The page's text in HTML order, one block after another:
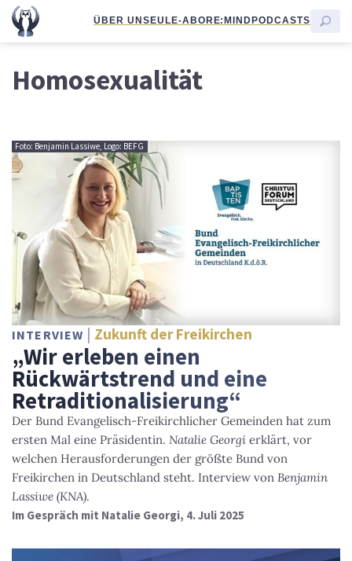
ÜBER UNSEULE-ABORE:MINDPODCASTS
Homosexualität
Foto: Benjamin Lassiwe, Logo: BEFG
INTERVIEW Zukunft der Freikirchen
„Wir erleben einen
Rückwärtstrend und eine
Retraditionalisierung“
Der Bund Evangelisch-Freikirchlicher Gemeinden hat zum
ersten Mal eine Präsidentin. Natalie Georgi erklärt, vor
welchen Herausforderungen der größte Bund von
Freikirchen in Deutschland steht. Interview von Benjamin
Lassiwe (KNA).
Im Gespräch mit Natalie Georgi, 4. Juli 2025